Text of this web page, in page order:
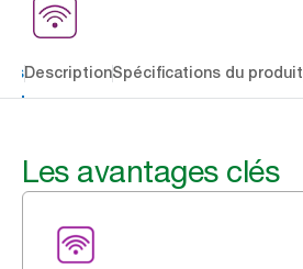
DescriptionSpécifications du produit
Les avantages clés